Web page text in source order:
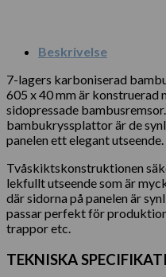
Beskrivelse
7-lagers karboniserad
605 x 40 mm är konstruerad
sidopressade
bambukryssplattor är de
panelen ett elegant utseende.
Tvåskiktskonstruktionen
lekfullt utseende som är
där sidorna på panelen är
passar perfekt för
trappor etc.
TEKNISKA